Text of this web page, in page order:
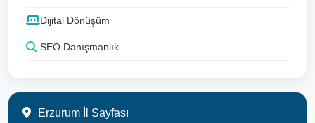
Dijital Dönüşüm
SEO Danışmanlık
Erzurum İl Sayfası